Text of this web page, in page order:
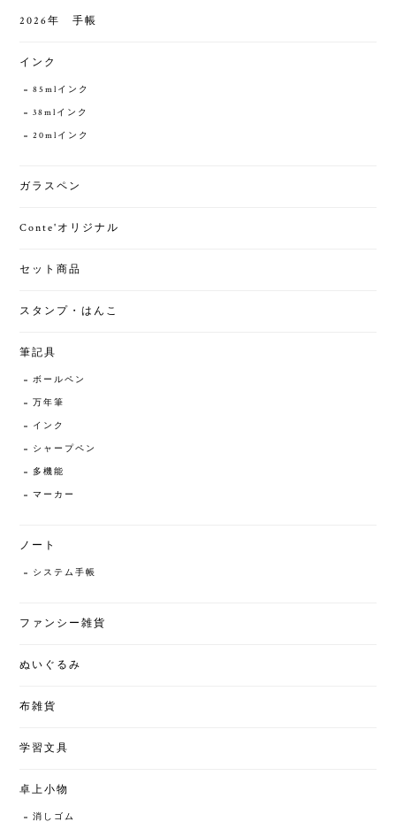
2026年 手帳
インク
85mlインク
38mlインク
20mlインク
ガラスペン
Conte'オリジナル
セット商品
スタンプ・はんこ
筆記具
ボールペン
万年筆
インク
シャープペン
多機能
マーカー
ノート
システム手帳
ファンシー雑貨
ぬいぐるみ
布雑貨
学習文具
卓上小物
消しゴム